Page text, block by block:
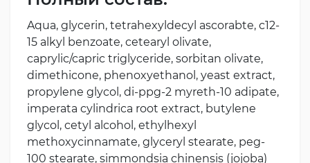
Aqua, glycerin, tetrahexyldecyl ascorabte, c12-
15 alkyl benzoate, cetearyl olivate,
caprylic/capric triglyceride, sorbitan olivate,
dimethicone, phenoxyethanol, yeast extract,
propylene glycol, di-ppg-2 myreth-10 adipate,
imperata cylindrica root extract, butylene
glycol, cetyl alcohol, ethylhexyl
methoxycinnamate, glyceryl stearate, peg-
100 stearate, simmondsia chinensis (jojoba)